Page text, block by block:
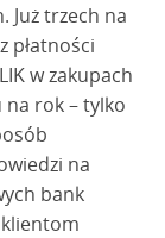
Już trzech na
płatności
w zakupach
rok – tylko
na
bank
klientom